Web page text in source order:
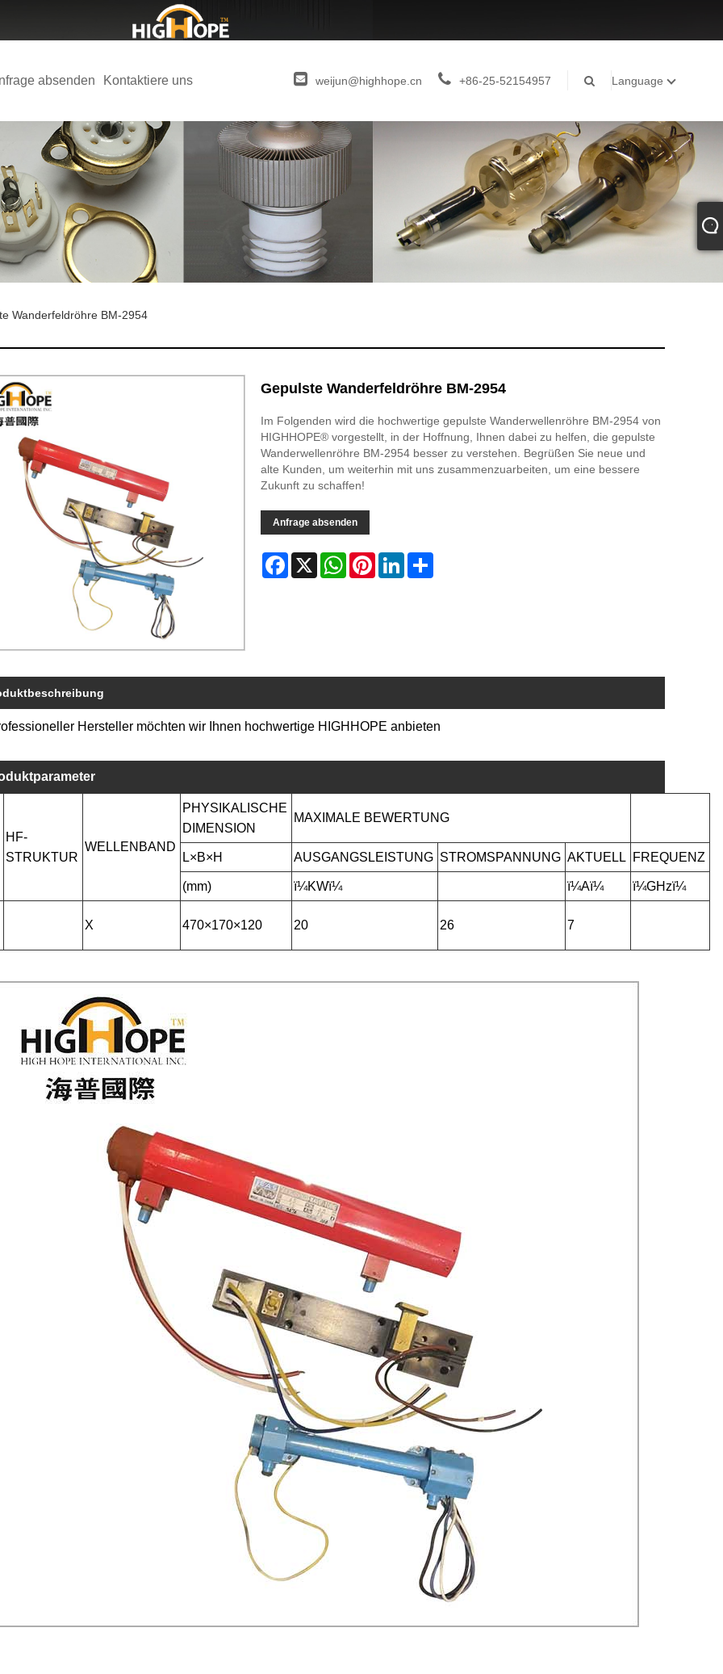
absenden Kontaktiere uns weijun@highhope.cn +86-25-52154957 Language
Wanderfeldröhre BM-2954
Gepulste Wanderfeldröhre BM-2954
Im Folgenden wird die hochwertige gepulste Wanderwellenröhre BM-2954 von
HIGHHOPE® vorgestellt, in der Hoffnung, Ihnen dabei zu helfen, die gepulste
Wanderwellenröhre BM-2954 besser zu verstehen. Begrüßen Sie neue und
alte Kunden, um weiterhin mit uns zusammenzuarbeiten, um eine bessere
Zukunft zu schaffen!
Anfrage absenden
Facebook
X WhatsAppPinterestLinkedInShare
Hersteller möchten wir Ihnen hochwertige HIGHHOPE anbieten
HF-
STRUKTUR
WELLENBAND
PHYSIKALISCHE
DIMENSION
MAXIMALE BEWERTUNG
L×B×H AUSGANGSLEISTUNG STROMSPANNUNG AKTUELL FREQUENZ
(mm) ï¼KWï¼ ï¼Aï¼ ï¼GHzï¼
X 470×170×120 20 26 7